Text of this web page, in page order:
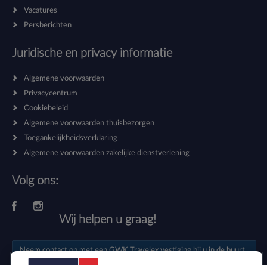
Vacatures
Persberichten
Juridische en privacy informatie
Algemene voorwaarden
Privacycentrum
Cookiebeleid
Algemene voorwaarden thuisbezorgen
Toegankelijkheidsverklaring
Algemene voorwaarden zakelijke dienstverlening
Volg ons:
Wij helpen u graag!
Neem contact op met eenGWK Travelex vestigingbij u in de buurt.